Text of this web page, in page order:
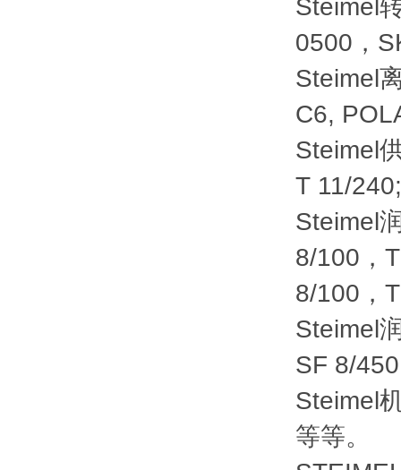
Steimel
0500，
Steimel
C6,
Steimel
T 11/240;
Steimel
8/100，
8/100，
Steimel
SF 8/
Steimel
等等。